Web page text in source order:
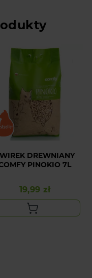
DREWNIANY
PINOKIO 7L
Cena
19,99 zł